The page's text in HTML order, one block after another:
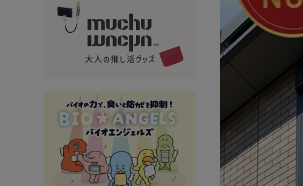
ボディメイクグッズ
アウトドア・トラベル